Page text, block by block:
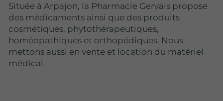
Située à Arpajon, la Pharmacie Gervais propose
des médicaments ainsi que des produits
cosmétiques, phytothérapeutiques,
homéopathiques et orthopédiques. Nous
mettons aussi en vente et location du matériel
médical.